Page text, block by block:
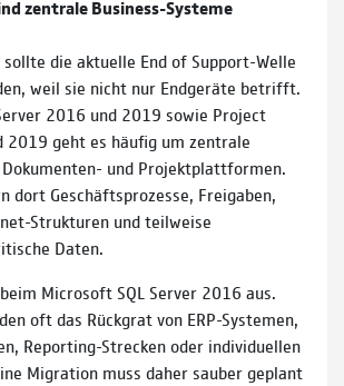
zentrale Business-Systeme
die aktuelle End of Support-Welle
weil sie nicht nur Endgeräte betrifft.
2016 und 2019 sowie Project
2019 geht es häufig um zentrale
und Projektplattformen.
dort Geschäftsprozesse, Freigaben,
Strukturen und teilweise
Daten.
Microsoft SQL Server 2016 aus.
oft das Rückgrat von ERP-Systemen,
Reporting-Strecken oder individuellen
Migration muss daher sauber geplant